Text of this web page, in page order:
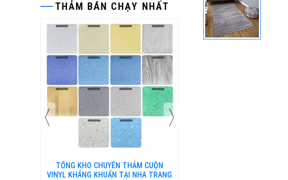
THẢM BÁN CHẠY NHẤT
TỔNG KHO CHUYÊN THẢM CUỘN
VINYL KHÁNG KHUẨN TẠI ĐÀ NẴNG